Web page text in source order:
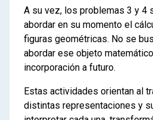
A su vez, los problemas 3 y 4
abordar en su momento el
figuras geométricas. No se
abordar ese objeto
incorporación a futuro.
Estas actividades orientan al
distintas representaciones y